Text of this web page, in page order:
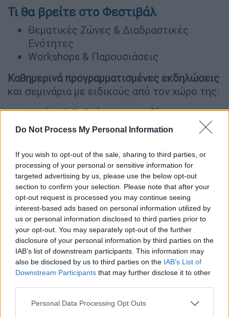
Do Not Process My Personal Information
If you wish to opt-out of the sale, sharing to third parties, or
processing of your personal or sensitive information for
targeted advertising by us, please use the below opt-out
section to confirm your selection. Please note that after your
opt-out request is processed you may continue seeing
interest-based ads based on personal information utilized by
us or personal information disclosed to third parties prior to
your opt-out. You may separately opt-out of the further
disclosure of your personal information by third parties on the
IAB’s list of downstream participants. This information may
also be disclosed by us to third parties on the IAB’s List of
Downstream Participants that may further disclose it to other
Please note that this website/app uses one or more Google
Personal Data Processing Opt Outs
Τι θα βρείτε στο Φεστιβάλ
Θεματικές Ζώνες & Διαδραστικές
Ενότητες
Workshops & Παρουσιάσεις
Καθημερινά προγραμματισμένες εκδηλώσεις
και σεμινάρια με ειδικούς από τον χώρο της:
Υγείας & Ευζωίας κατοικιδίων
Εκπαίδευσης & Συμπεριφοράς
Παιδικές Δραστηριότητες & Εκπαιδευτικά
Παιχνίδια
Φιλοζωικά εργαστήρια για ενίσχυση της
ενσυναίσθησης των παιδιών
Καλλιτεχνικά δρώμενα με θέμα τα ζώα
Βιωματικά παιχνίδια
Έκθεση Προϊόντων & Υπηρεσιών
Νέες υπηρεσίες grooming, pet sitting,